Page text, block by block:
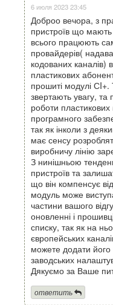
6 июля 2023 23:45
Доброо вечора, з
пристроїв що
всього працюють
провайдерів(
кодованих каналів)
пластикових
прошиті модулі
звертають увагу, та
роботи пластикових
програмного
так як інколи з
має сенсу
виробничу лінію
З нинішньою
пристроїв та
що він компенсує
модуль може
частини вашого
оновленні і
списку, так як на
європейських
можете додати його
заводських
Дякуємо за Ваше
ответить